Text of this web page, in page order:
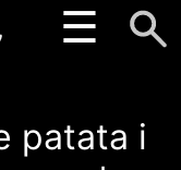
☰
patata i